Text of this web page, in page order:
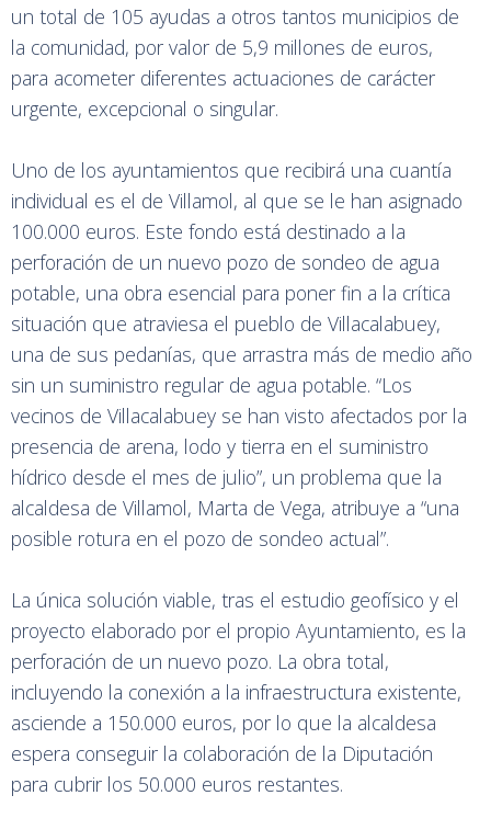
un total de 105 ayudas a otros tantos municipios de
la comunidad, por valor de 5,9 millones de euros,
para acometer diferentes actuaciones de carácter
urgente, excepcional o singular.
Uno de los ayuntamientos que recibirá una cuantía
individual es el de Villamol, al que se le han asignado
100.000 euros. Este fondo está destinado a la
perforación de un nuevo pozo de sondeo de agua
potable, una obra esencial para poner fin a la crítica
situación que atraviesa el pueblo de Villacalabuey,
una de sus pedanías, que arrastra más de medio año
sin un suministro regular de agua potable. “Los
vecinos de Villacalabuey se han visto afectados por la
presencia de arena, lodo y tierra en el suministro
hídrico desde el mes de julio”, un problema que la
alcaldesa de Villamol, Marta de Vega, atribuye a “una
posible rotura en el pozo de sondeo actual”.
La única solución viable, tras el estudio geofísico y el
proyecto elaborado por el propio Ayuntamiento, es la
perforación de un nuevo pozo. La obra total,
incluyendo la conexión a la infraestructura existente,
asciende a 150.000 euros, por lo que la alcaldesa
espera conseguir la colaboración de la Diputación
para cubrir los 50.000 euros restantes.